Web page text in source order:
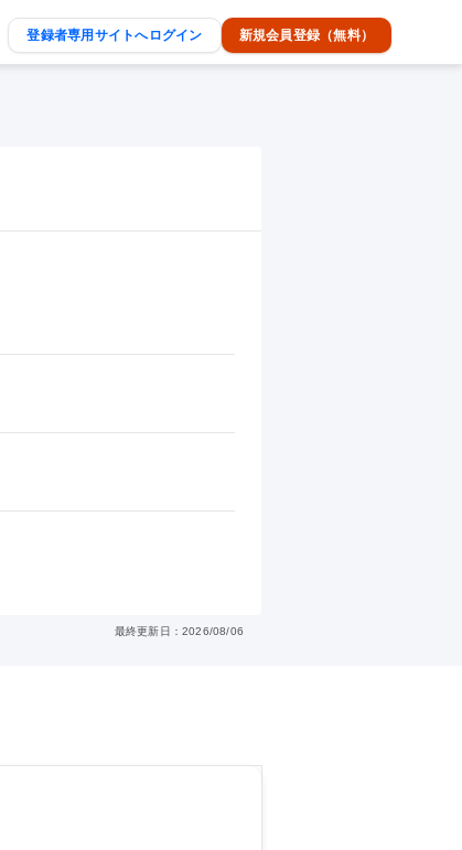
登録者専用サイトへログイン 新規会員登録（無料）
最終更新日：2026/08/06